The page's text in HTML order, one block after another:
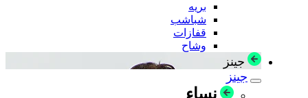
بريه
شباشب
قفازات
وشاح
جينز
جينز
نساء